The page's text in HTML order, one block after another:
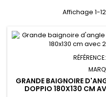
Affichage 1-
RÉFÉRENCE:
GRANDE BAIGNOIRE
DOPPIO 180X130 CM